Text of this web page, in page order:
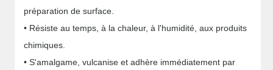
préparation de surface.
• Résiste au temps, à la chaleur, à l'humidité, aux produits
chimiques.
• S'amalgame, vulcanise et adhère immédiatement par